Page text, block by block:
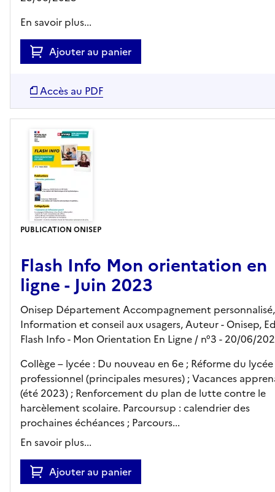
En savoir plus...
Ajouter au panier
Accès au PDF
PUBLICATION ONISEP
Flash Info Mon orientation en
ligne - Juin 2023
Onisep Département Accompagnement personnalisé,
Information et conseil aux usagers, Auteur - Onisep,
Flash Info - Mon Orientation En Ligne / n°3 - 20/06/
Collège – lycée : Du nouveau en 6e ; Réforme du lycée
professionnel (principales mesures) ; Vacances
(été 2023) ; Renforcement du plan de lutte contre le
harcèlement scolaire. Parcoursup : calendrier des
prochaines échéances ; Parcours...
En savoir plus...
Ajouter au panier